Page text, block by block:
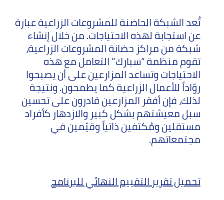
تُعد الشبكة الحاضنة للمشروعات الزراعية عبارة
عن استجابة لهذه الاحتياجات. من خلال إنشاء
شبكة من مراكز حضانة المشروعات الزراعية،
تقوم منظمة “سبارك” التعامل مع هذه
الاحتياجات وتساعد المزارعين على أن يصبحوا
روّاداً للأعمال الزراعية كما يطمحون. ونتيجة
لذلك، فإن أفقر المزارعين قادرون على تحسين
سبل معيشتهم بشكل كبير والازدهار كأفراد
مستقلين ومُكتفين ذاتياً وقيّمين في
مجتمعاتهم.
تحميل تقرير التقييم النهائي للبرنامح